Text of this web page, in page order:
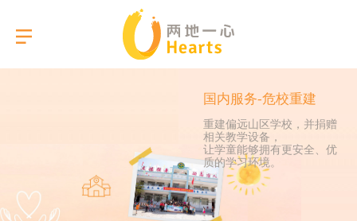
关于我们
国内服务-危校重建
重建偏远山区学校，并捐赠
相关教学设备，
让学童能够拥有更安全、优
质的学习环境。